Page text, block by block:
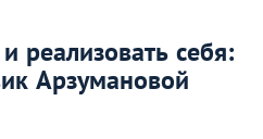
реализовать себя:
Арзумановой